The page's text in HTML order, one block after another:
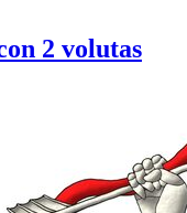
2 volutas